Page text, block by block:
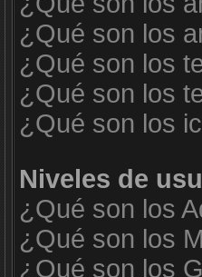
¿Qué son los
¿Qué son los
¿Qué son los
¿Qué son los
Niveles de
¿Qué son los
¿Qué son los
¿Qué son los